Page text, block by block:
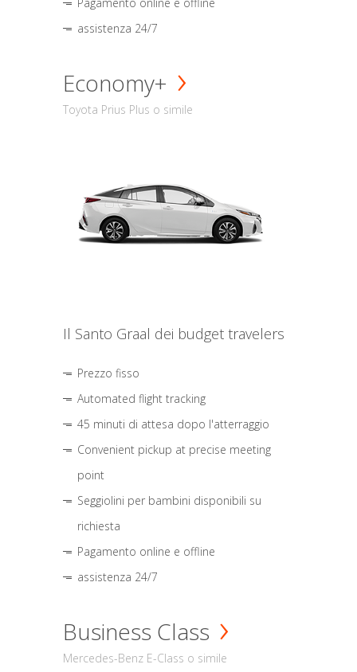
assistenza 24/7
Economy+
Toyota Prius Plus o simile
Il Santo Graal dei budget travelers
Prezzo fisso
Automated flight tracking
45 minuti di attesa dopo l'atterraggio
Convenient pickup at precise meeting
point
Seggiolini per bambini disponibili su
richiesta
Pagamento online e offline
assistenza 24/7
Business Class
Mercedes-Benz E-Class o simile